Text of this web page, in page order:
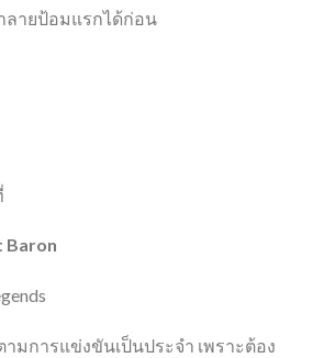
ลายป้อมแรกได้ก่อน
Baron
มการแข่งขันเป็นประจำ เพราะต้อง